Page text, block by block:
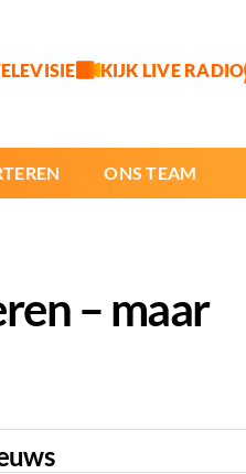
KIJK LIVE RADIO
ONS TEAM
– maar